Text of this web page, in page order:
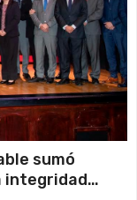
sumó
integridad